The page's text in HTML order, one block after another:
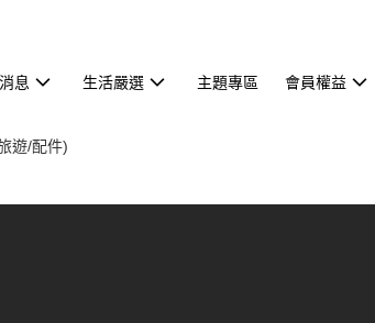
息 生活嚴選 主題專區 會員權益
遊/配件)